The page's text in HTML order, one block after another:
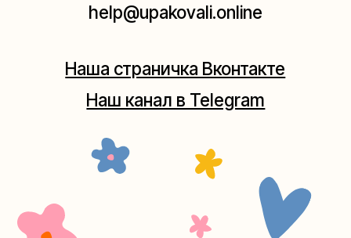
Москва, ул.Плющиха, дом 42
(как пройти)
+7 (980) 495-03-13